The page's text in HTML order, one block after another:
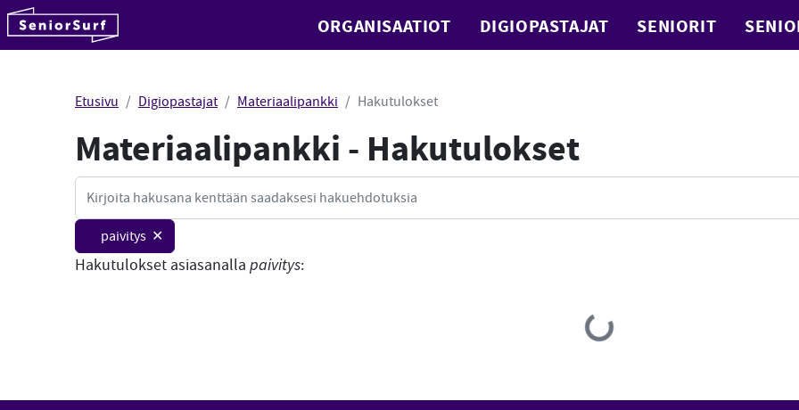
Hyppää sisältöön ORGANISAATIOT DIGIOPASTAJAT SENIORIT
Etusivu Digiopastajat Materiaalipankki Hakutulokset
Materiaalipankki - Hakutulokset
Haku
paivitys ✕
Hakutulokset asiasanalla paivitys:
Loading...